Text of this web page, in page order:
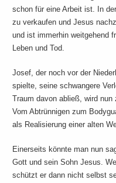
schon für eine Arbeit ist. In
zu verkaufen und Jesus
und ist immerhin weitgehend
Leben und Tod.
Josef, der noch vor der
spielte, seine schwangere
Traum davon abließ, wird
Vom Abtrünnigen zum
als Realisierung einer alten
Einerseits könnte man nun
Gott und sein Sohn Jesus.
schützt er dann nicht selbst